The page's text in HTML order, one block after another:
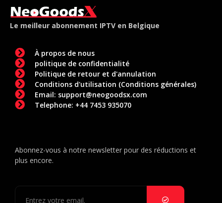
Le meilleur abonnement IPTV en Belgique
À propos de nous
politique de confidentialité
Politique de retour et d'annulation
Conditions d'utilisation (Conditions générales)
Email: support@neogoodsx.com
Telephone: ‪+44 7453 935070
Abonnez-vous à notre newsletter pour des réductions et
plus encore.